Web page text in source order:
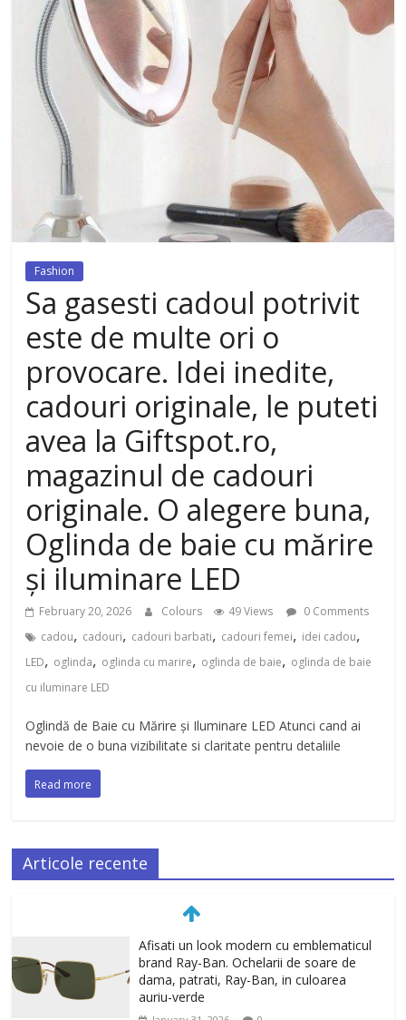
dezvoltat, cu Flexor Fitness-
dispozitiv pentru tonifiere muschi
Fashion
Sa gasesti cadoul potrivit
este de multe ori o
provocare. Idei inedite,
cadouri originale, le puteti
avea la Giftspot.ro,
magazinul de cadouri
originale. O alegere buna,
Oglinda de baie cu mărire
și iluminare LED
February 20, 2026 Colours 49 Views
0 Comments
cadou, cadouri, cadouri barbati, cadouri femei, idei cadou,
LED, oglinda, oglinda cu marire, oglinda de baie, oglinda de baie
cu iluminare LED
Oglindă de Baie cu Mărire și Iluminare LED Atunci cand ai
nevoie de o buna vizibilitate si claritate pentru detaliile
Read more
Articole recente
Afisati un look modern cu emblematicul
brand Ray-Ban. Ochelarii de soare de
dama, patrati, Ray-Ban, in culoarea
auriu-verde